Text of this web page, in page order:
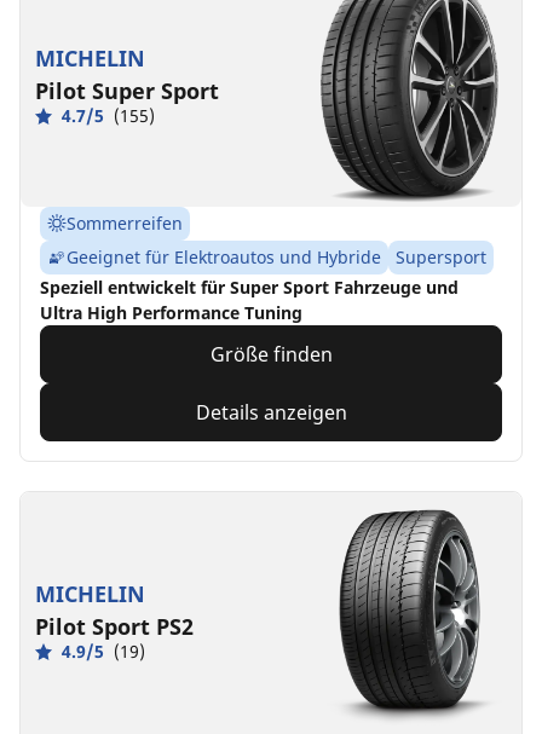
MICHELIN
Pilot Super Sport
4.7/5 (155)
Sommerreifen
Geeignet für Elektroautos und Hybride
Supersport
Speziell entwickelt für Super Sport Fahrzeuge und
Ultra High Performance Tuning
Größe finden
Details anzeigen
MICHELIN
Pilot Sport PS2
4.9/5 (19)